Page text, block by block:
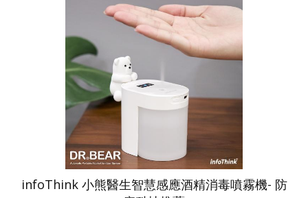
infoThink 小熊醫生智慧感應酒精消毒噴霧機- 防